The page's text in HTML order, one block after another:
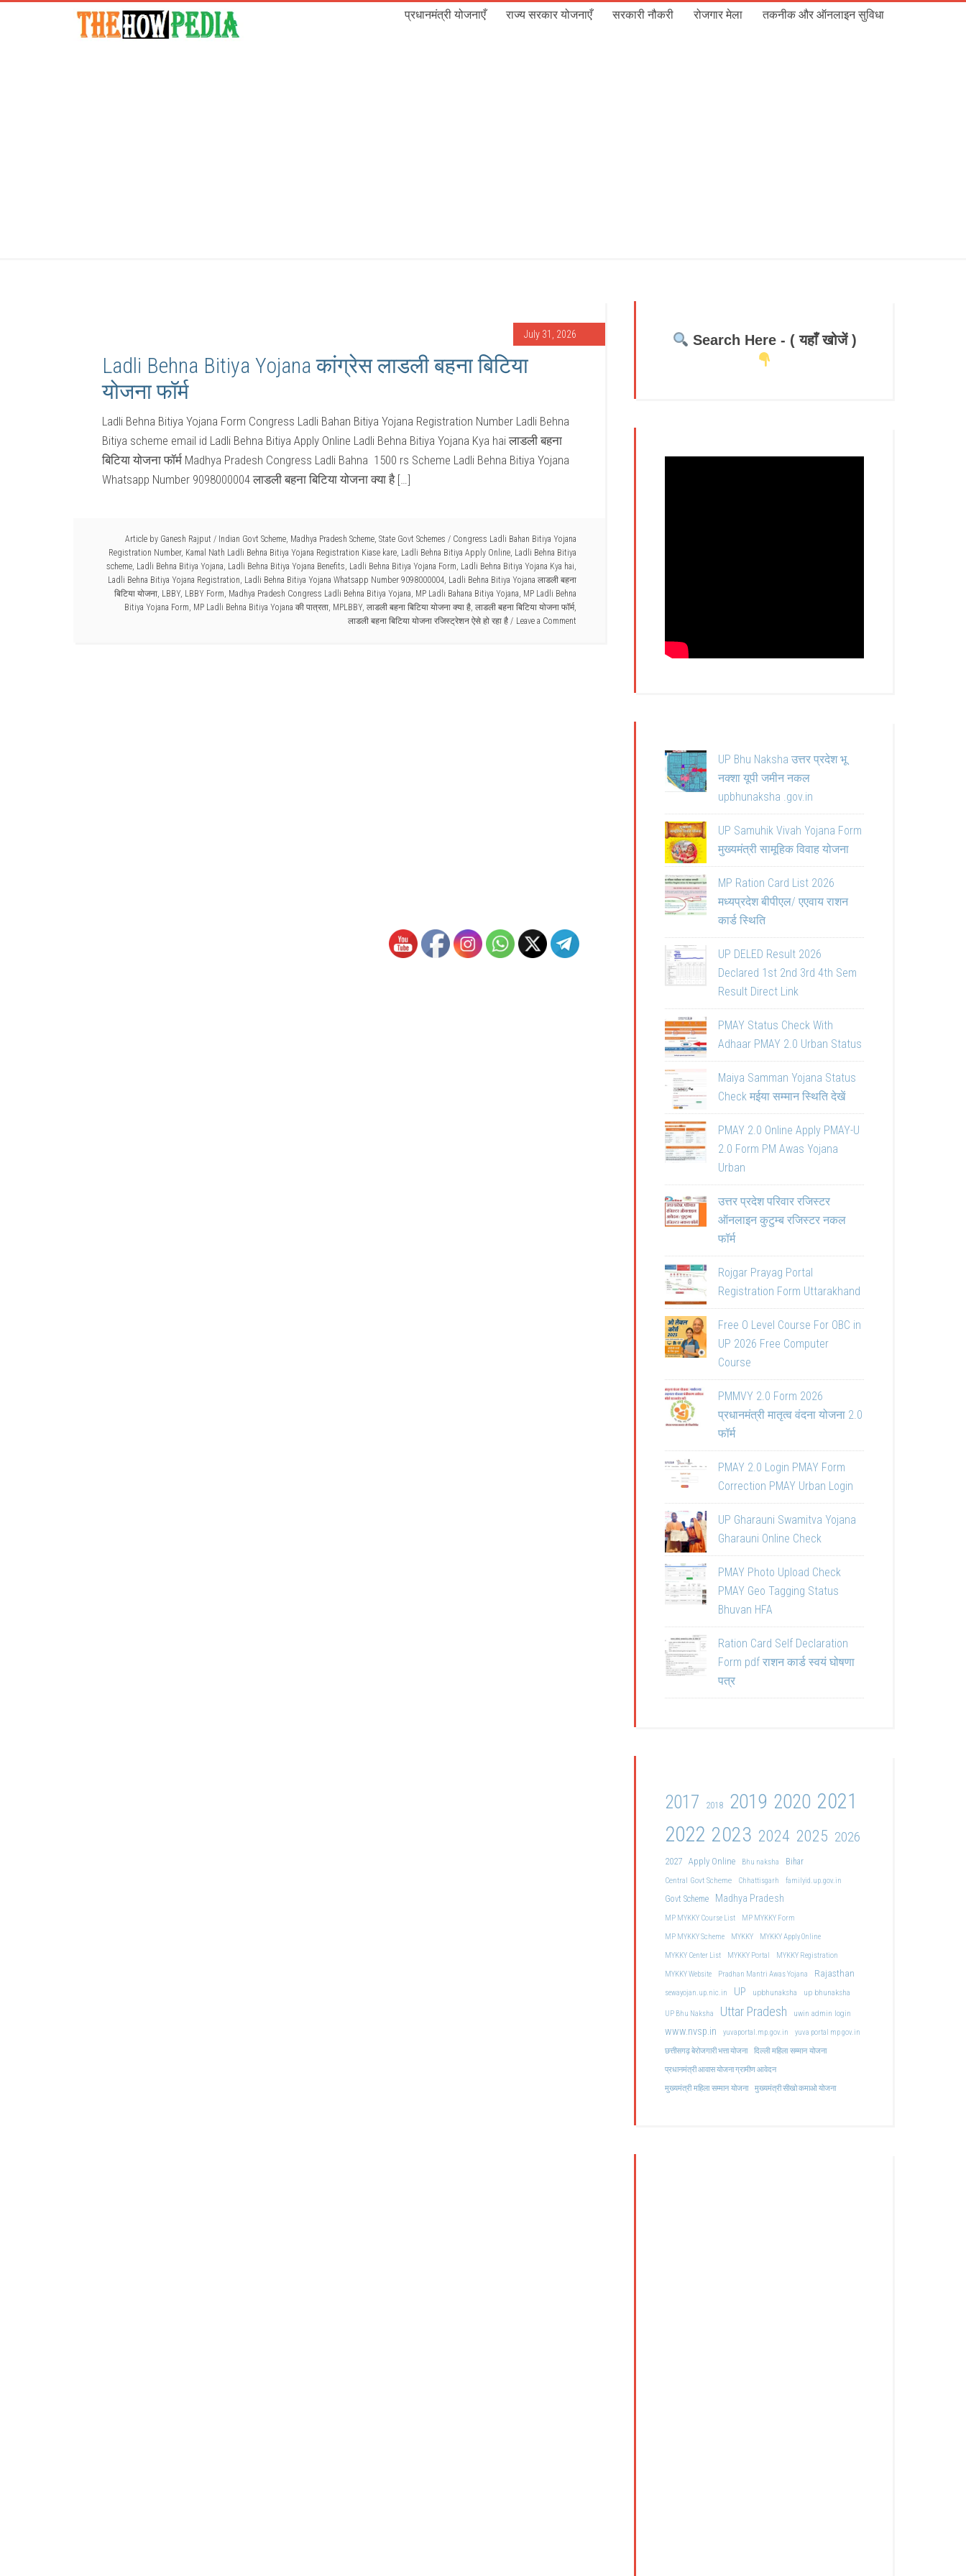
प्रधानमंत्री योजनाएँ राज्य सरकार योजनाएँ सरकारी नौकरी रोजगार मेला तकनीक और ऑनलाइन सुविधा
July 31, 2026
Ladli Behna Bitiya Yojana कांग्रेस लाडली बहना बिटिया
योजना फॉर्म
Ladli Behna Bitiya Yojana Form Congress Ladli Bahan Bitiya Yojana Registration Number Ladli Behna
Bitiya scheme email id Ladli Behna Bitiya Apply Online Ladli Behna Bitiya Yojana Kya hai लाडली बहना
बिटिया योजना फॉर्म Madhya Pradesh Congress Ladli Bahna 1500 rs Scheme Ladli Behna Bitiya Yojana
Whatsapp Number 9098000004 लाडली बहना बिटिया योजना क्या है […]
Article by Ganesh Rajput / Indian Govt Scheme, Madhya Pradesh Scheme, State Govt Schemes / Congress Ladli Bahan Bitiya Yojana
Registration Number, Kamal Nath Ladli Behna Bitiya Yojana Registration Kiase kare, Ladli Behna Bitiya Apply Online, Ladli Behna Bitiya
scheme, Ladli Behna Bitiya Yojana, Ladli Behna Bitiya Yojana Benefits, Ladli Behna Bitiya Yojana Form, Ladli Behna Bitiya Yojana Kya hai,
Ladli Behna Bitiya Yojana Registration, Ladli Behna Bitiya Yojana Whatsapp Number 9098000004, Ladli Behna Bitiya Yojana लाडली बहना
बिटिया योजना, LBBY, LBBY Form, Madhya Pradesh Congress Ladli Behna Bitiya Yojana, MP Ladli Bahana Bitiya Yojana, MP Ladli Behna
Bitiya Yojana Form, MP Ladli Behna Bitiya Yojana की पात्रता, MPLBBY, लाडली बहना बिटिया योजना क्या है, लाडली बहना बिटिया योजना फॉर्म,
लाडली बहना बिटिया योजना रजिस्ट्रेशन ऐसे हो रहा है
Leave a Comment
Search Here - ( यहाँ खोजें )
UP Bhu Naksha उत्तर प्रदेश भू
नक्शा यूपी जमीन नकल
upbhunaksha .gov.in
UP Samuhik Vivah Yojana Form
मुख्यमंत्री सामूहिक विवाह योजना
MP Ration Card List 2026
मध्यप्रदेश बीपीएल/ एएवाय राशन
कार्ड स्थिति
UP DELED Result 2026
Declared 1st 2nd 3rd 4th Sem
Result Direct Link
PMAY Status Check With
Adhaar PMAY 2.0 Urban Status
Maiya Samman Yojana Status
Check मईया सम्मान स्थिति देखें
PMAY 2.0 Online Apply PMAY-U
2.0 Form PM Awas Yojana
Urban
उत्तर प्रदेश परिवार रजिस्टर
ऑनलाइन कुटुम्ब रजिस्टर नकल
फॉर्म
Rojgar Prayag Portal
Registration Form Uttarakhand
Free O Level Course For OBC in
UP 2026 Free Computer
Course
PMMVY 2.0 Form 2026
प्रधानमंत्री मातृत्व वंदना योजना 2.0
फॉर्म
PMAY 2.0 Login PMAY Form
Correction PMAY Urban Login
UP Gharauni Swamitva Yojana
Gharauni Online Check
PMAY Photo Upload Check
PMAY Geo Tagging Status
Bhuvan HFA
Ration Card Self Declaration
Form pdf राशन कार्ड स्वयं घोषणा
पत्र
2017 2018 2019 2020 2021
2022 2023 2024 2025 2026
2027 Apply Online Bhu naksha
Bihar
Central Govt Scheme
Chhattisgarh familyid.up.gov.in
Govt Scheme Madhya Pradesh
MP MYKKY Course List
MP MYKKY Form
MP MYKKY Scheme
MYKKY
MYKKY Apply Online
MYKKY Center List
MYKKY Portal
MYKKY Registration
MYKKY Website
Pradhan Mantri Awas Yojana Rajasthan
sewayojan.up.nic.in UP upbhunaksha up bhunaksha
UP Bhu Naksha Uttar Pradesh uwin admin login
www.nvsp.in yuvaportal.mp.gov.in
yuva portal mp gov.in
छत्तीसगढ़ बेरोजगारी भत्ता योजना
दिल्ली महिला सम्मान योजना
प्रधानमंत्री आवास योजना ग्रामीण आवेदन
मुख्यमंत्री महिला सम्मान योजना मुख्यमंत्री सीखो कमाओ योजना